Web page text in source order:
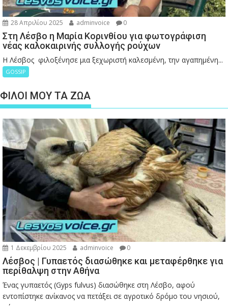
28 Απριλίου 2025 adminvoice 0
Στη Λέσβο η Μαρία Κορινθίου για φωτογράφιση
νέας καλοκαιρινής συλλογής ρούχων
Η Λέσβος φιλοξένησε μια ξεχωριστή καλεσμένη, την αγαπημένη...
GOSSIP
ΦΙΛΟΙ ΜΟΥ ΤΑ ΖΩΑ
1 Δεκεμβρίου 2025 adminvoice 0
Λέσβος | Γυπαετός διασώθηκε και μεταφέρθηκε για
περίθαλψη στην Αθήνα
Ένας γυπαετός (Gyps fulvus) διασώθηκε στη Λέσβο, αφού
εντοπίστηκε ανίκανος να πετάξει σε αγροτικό δρόμο του νησιού,